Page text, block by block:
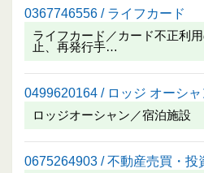
0367746556 / ライフカード
ライフカード／カード不正利
止、再発行手…
0499620164 / ロッジ オーシャ
ロッジオーシャン／宿泊施設
0675264903 / 不動産売買・投